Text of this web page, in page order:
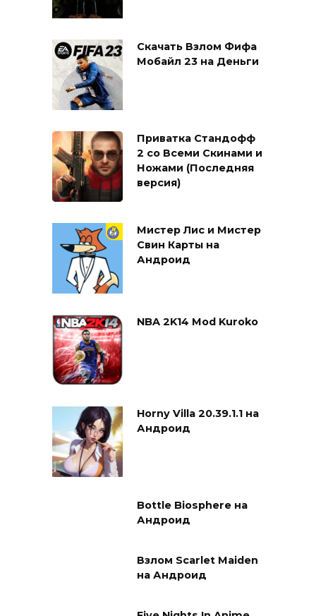
Скачать Взлом Фифа
Мобайл 23 на Деньги
Приватка Стандофф
2 со Всеми Скинами и
Ножами (Последняя
версия)
Мистер Лис и Мистер
Свин Карты на
Андроид
NBA 2K14 Mod Kuroko
Horny Villa 20.39.1.1 на
Андроид
Bottle Biosphere на
Андроид
Взлом Scarlet Maiden
на Андроид